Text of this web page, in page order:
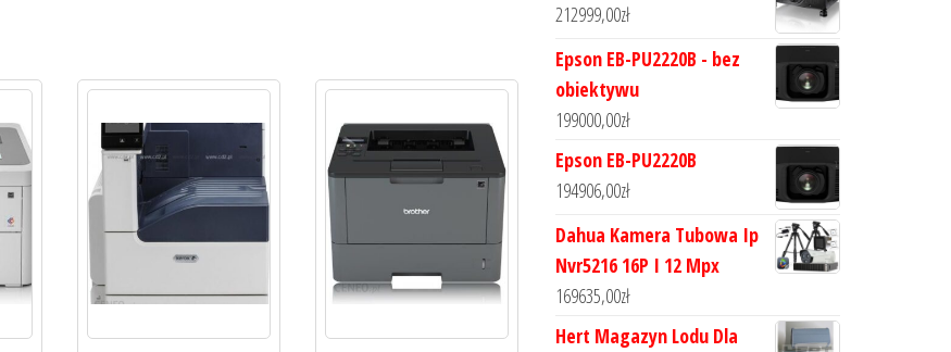
212999,00zł
Epson EB-PU2220B - bez
obiektywu
199000,00zł
Epson EB-PU2220B
194906,00zł
Dahua Kamera Tubowa Ip
Nvr5216 16P I 12 Mpx
169635,00zł
Hert Magazyn Lodu Dla